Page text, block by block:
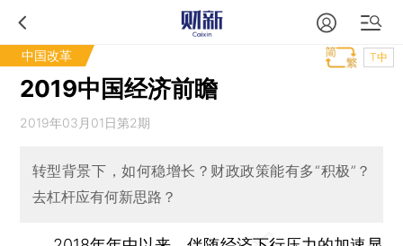
中国改革 T中
2019中国经济前瞻
2019年03月01日第2期
转型背景下，如何稳增长？财政政策能有多“积极”？
去杠杆应有何新思路？